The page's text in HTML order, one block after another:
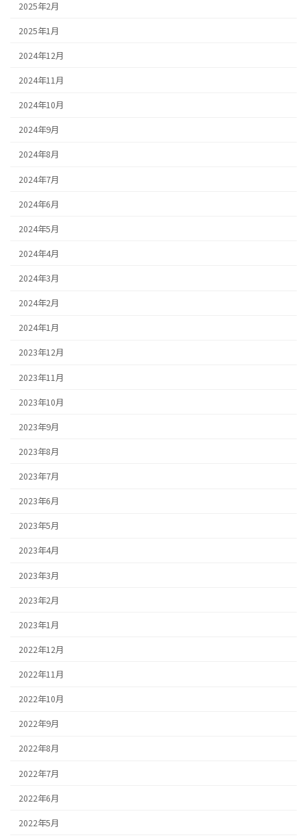
2025年2月
2025年1月
2024年12月
2024年11月
2024年10月
2024年9月
2024年8月
2024年7月
2024年6月
2024年5月
2024年4月
2024年3月
2024年2月
2024年1月
2023年12月
2023年11月
2023年10月
2023年9月
2023年8月
2023年7月
2023年6月
2023年5月
2023年4月
2023年3月
2023年2月
2023年1月
2022年12月
2022年11月
2022年10月
2022年9月
2022年8月
2022年7月
2022年6月
2022年5月